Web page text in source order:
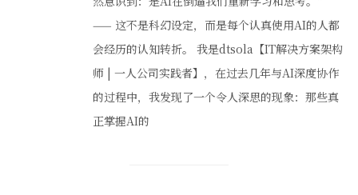
—— 这不是科幻设定，而是每个认真使用AI的人都
会经历的认知转折。 我是dtsola【IT解决方案架构
师 | 一人公司实践者】，在过去几年与AI深度协作
的过程中，我发现了一个令人深思的现象：那些真
正掌握AI的